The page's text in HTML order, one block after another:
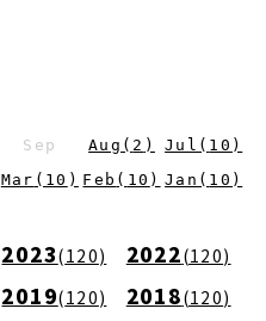
Sep Aug ( 2 ) Jul ( 10 )
Mar ( 10 ) Feb ( 10 ) Jan ( 10 )
2023(120) 2022(120)
2019(120) 2018(120)